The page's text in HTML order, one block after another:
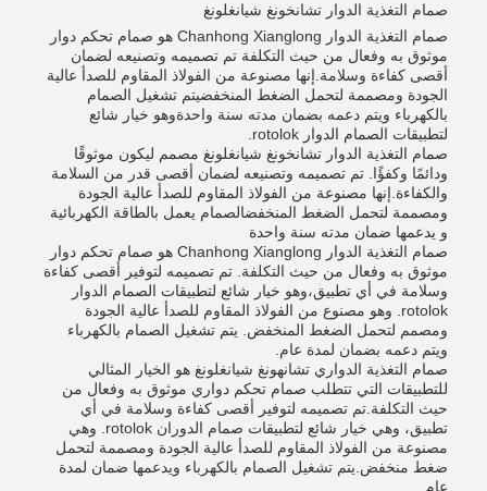
صمام التغذية الدوار تشانخونغ شيانغلونغ
صمام التغذية الدوار Chanhong Xianglong هو صمام تحكم دوار
موثوق به وفعال من حيث التكلفة تم تصميمه وتصنيعه لضمان
أقصى كفاءة وسلامة.إنها مصنوعة من الفولاذ المقاوم للصدأ عالية
الجودة ومصممة لتحمل الضغط المنخفضيتم تشغيل الصمام
بالكهرباء ويتم دعمه بضمان مدته سنة واحدةوهو خيار شائع
لتطبيقات الصمام الدوار rotolok.
صمام التغذية الدوار تشانخونغ شيانغلونغ مصمم ليكون موثوقًا
ودائمًا وكفؤًا. تم تصميمه وتصنيعه لضمان أقصى قدر من السلامة
والكفاءة.إنها مصنوعة من الفولاذ المقاوم للصدأ عالية الجودة
ومصممة لتحمل الضغط المنخفضالصمام يعمل بالطاقة الكهربائية
و يدعمها ضمان مدته سنة واحدة
صمام التغذية الدوار Chanhong Xianglong هو صمام تحكم دوار
موثوق به وفعال من حيث التكلفة. تم تصميمه لتوفير أقصى كفاءة
وسلامة في أي تطبيق،وهو خيار شائع لتطبيقات الصمام الدوار
rotolok. وهو مصنوع من الفولاذ المقاوم للصدأ عالية الجودة
ومصمم لتحمل الضغط المنخفض. يتم تشغيل الصمام بالكهرباء
ويتم دعمه بضمان لمدة عام.
صمام التغذية الدواري تشانهونغ شيانغلونغ هو الخيار المثالي
للتطبيقات التي تتطلب صمام تحكم دواري موثوق به وفعال من
حيث التكلفة.تم تصميمه لتوفير أقصى كفاءة وسلامة في أي
تطبيق، وهي خيار شائع لتطبيقات صمام الدوران rotolok. وهي
مصنوعة من الفولاذ المقاوم للصدأ عالية الجودة ومصممة لتحمل
ضغط منخفض.يتم تشغيل الصمام بالكهرباء ويدعمها ضمان لمدة
عام.